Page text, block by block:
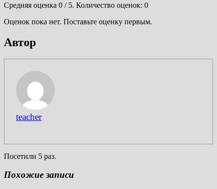
Средняя оценка 0 / 5. Количество оценок: 0
Оценок пока нет. Поставьте оценку первым.
Автор
teacher
Посетили 5 раз.
Похожие записи